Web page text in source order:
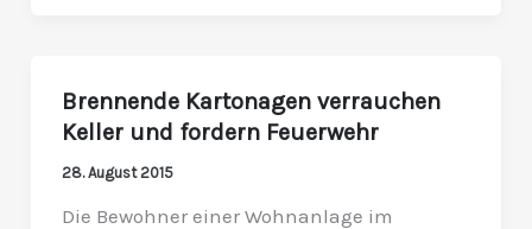
Brennende Kartonagen verrauchen
Keller und fordern Feuerwehr
28. August 2015
Die Bewohner einer Wohnanlage im
Brennende
Kartonagen
verrauchen